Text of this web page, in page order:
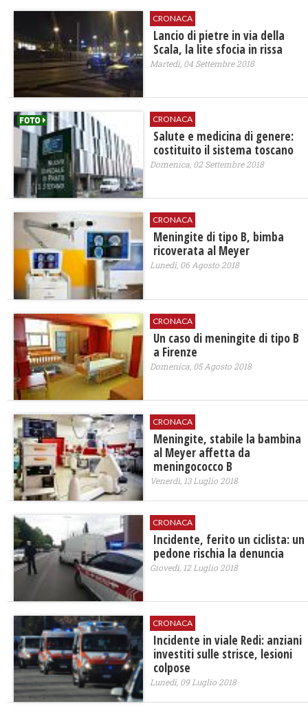
CRONACA
​Lancio di pietre in via della
Scala, la lite sfocia in rissa
Martedì, 04 Settembre 2018
CRONACA
Salute e medicina di genere:
costituito il sistema toscano
Domenica, 02 Settembre 2018
CRONACA
Meningite di tipo B, bimba
ricoverata al Meyer
Lunedì, 06 Agosto 2018
CRONACA
Un caso di meningite di tipo B
a Firenze
Domenica, 05 Agosto 2018
CRONACA
Meningite, stabile la bambina
al Meyer affetta da
meningococco B
Venerdì, 13 Luglio 2018
CRONACA
Incidente, ferito un ciclista: un
pedone rischia la denuncia
Giovedì, 12 Luglio 2018
CRONACA
​Incidente in viale Redi: anziani
investiti sulle strisce, lesioni
colpose
Lunedì, 09 Luglio 2018